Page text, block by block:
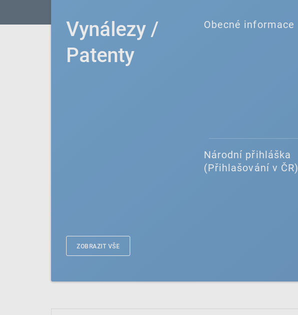
Vynálezy /
Patenty
Obecné informace
Národní přihláška
(Přihlašování v ČR)
ZOBRAZIT VŠE